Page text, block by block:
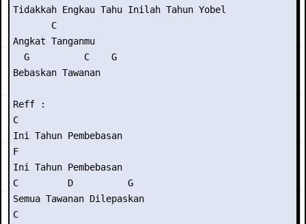
Tidakkah Engkau Tahu Inilah Tahun Yobel
       C
Angkat Tanganmu
  G          C    G
Bebaskan Tawanan
Reff :
C
Ini Tahun Pembebasan
F
Ini Tahun Pembebasan
C         D          G
Semua Tawanan Dilepaskan
C